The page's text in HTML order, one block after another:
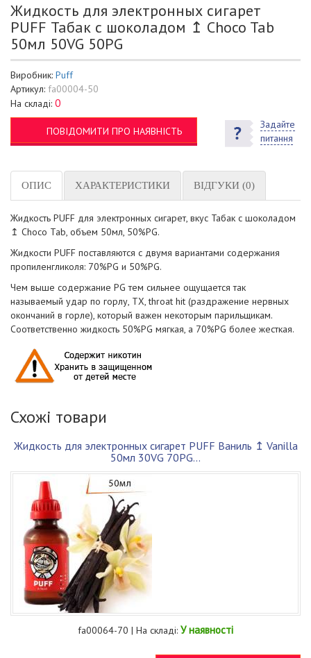
Жидкость для электронных сигарет
PUFF Табак с шоколадом ↥ Choco Tab
50мл 50VG 50PG
Виробник: Puff
Артикул: fa00004-50
На складі: 0
ПОВІДОМИТИ ПРО НАЯВНІСТЬ
Задайте
питання
ОПИС ХАРАКТЕРИСТИКИ ВІДГУКИ (0)
Жидкость PUFF для электронных сигарет, вкус Табак с шоколадом
↥ Choco Tab, объем 50мл, 50%PG.
Жидкости PUFF поставляются с двумя вариантами содержания
пропиленгликоля: 70%PG и 50%PG.
Чем выше содержание PG тем сильнее ощущается так
называемый удар по горлу, ТХ, throat hit (раздражение нервных
окончаний в горле), который важен некоторым парильщикам.
Соответственно жидкость 50%PG мягкая, а 70%PG более жесткая.
Схожі товари
Жидкость для электронных сигарет PUFF Ваниль ↥ Vanilla
50мл 30VG 70PG...
fa00064-70 | На складі: У наявності